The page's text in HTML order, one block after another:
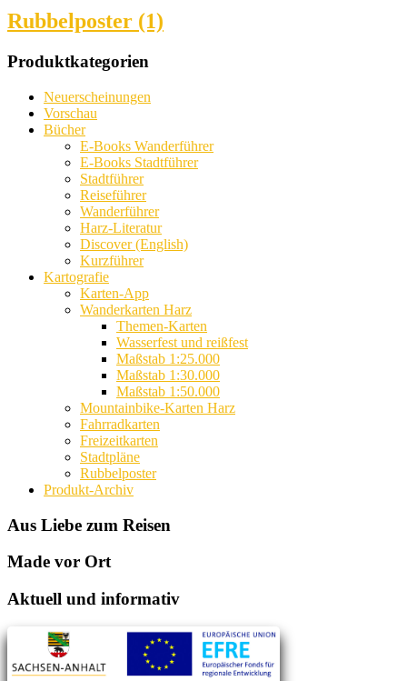
Rubbelposter (1)
Produktkategorien
Neuerscheinungen
Vorschau
Bücher
E-Books Wanderführer
E-Books Stadtführer
Stadtführer
Reiseführer
Wanderführer
Harz-Literatur
Discover (English)
Kurzführer
Kartografie
Karten-App
Wanderkarten Harz
Themen-Karten
Wasserfest und reißfest
Maßstab 1:25.000
Maßstab 1:30.000
Maßstab 1:50.000
Mountainbike-Karten Harz
Fahrradkarten
Freizeitkarten
Stadtpläne
Rubbelposter
Produkt-Archiv
Aus Liebe zum Reisen
Made vor Ort
Aktuell und informativ